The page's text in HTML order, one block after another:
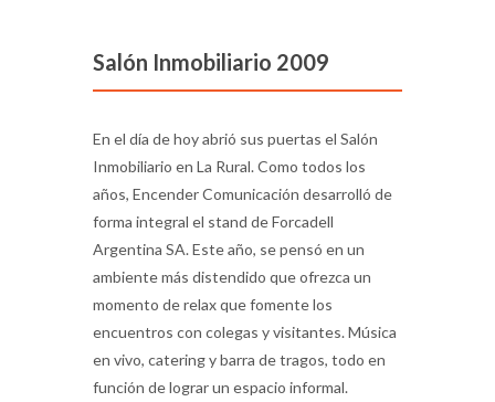
Salón Inmobiliario 2009
En el día de hoy abrió sus puertas el Salón
Inmobiliario en La Rural. Como todos los
años, Encender Comunicación desarrolló de
forma integral el stand de Forcadell
Argentina SA. Este año, se pensó en un
ambiente más distendido que ofrezca un
momento de relax que fomente los
encuentros con colegas y visitantes. Música
en vivo, catering y barra de tragos, todo en
función de lograr un espacio informal.